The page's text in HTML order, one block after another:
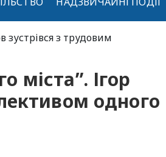
зустрівся з трудовим
міста”. Ігор
одного